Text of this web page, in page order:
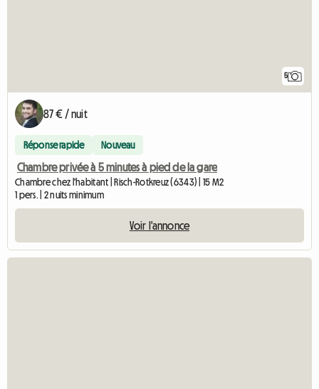
5
87 € / nuit
Réponse rapide Nouveau
Chambre privée à 5 minutes à pied de la gare
Chambre chez l'habitant | Risch-Rotkreuz (6343) | 15 M2
1 pers. | 2 nuits minimum
Voir l'annonce